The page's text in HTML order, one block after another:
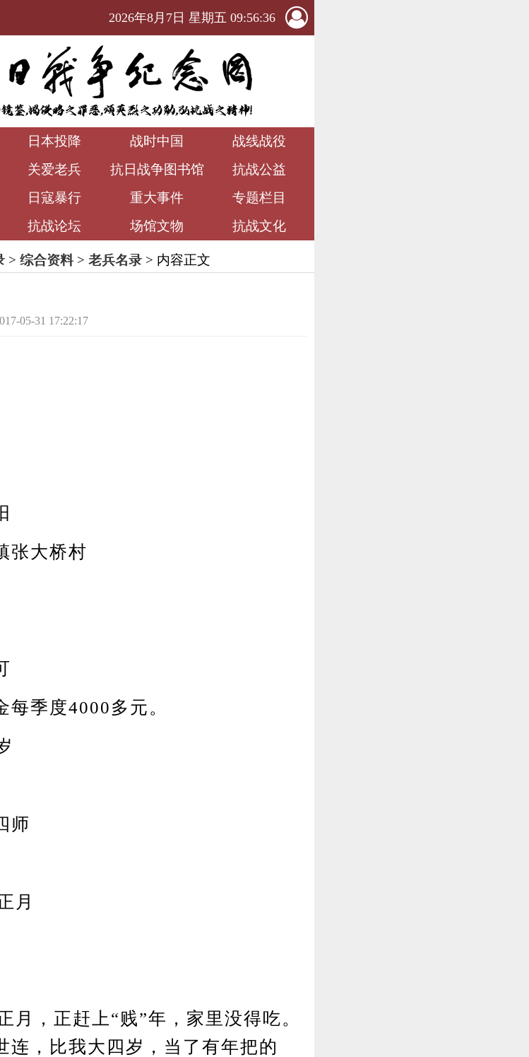
2026年8月7日 星期五 09:56:37
日本投降 战时中国
战线战役
关爱老兵 抗日战争图书馆
抗战公益
日寇暴行 重大事件
专题栏目
抗战论坛 场馆文物 抗战文化
> 综合资料> 老兵名录> 内容正文
05-31 17:22:17
大桥村
季度4000多元。
师
月
，正赶上“贱”年，家里没得吃。
连，比我大四岁，当了有年把的